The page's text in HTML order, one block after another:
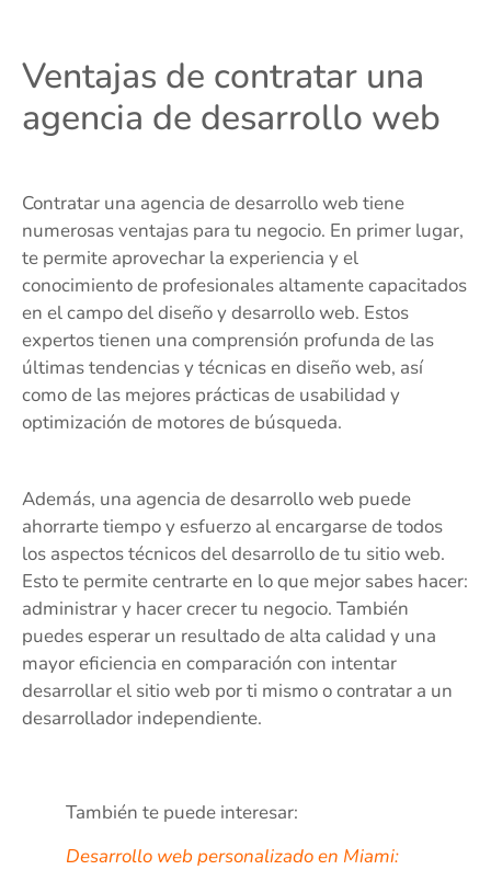
Ventajas de contratar una
agencia de desarrollo web
Contratar una agencia de desarrollo web tiene
numerosas ventajas para tu negocio. En primer lugar,
te permite aprovechar la experiencia y el
conocimiento de profesionales altamente capacitados
en el campo del diseño y desarrollo web. Estos
expertos tienen una comprensión profunda de las
últimas tendencias y técnicas en diseño web, así
como de las mejores prácticas de usabilidad y
optimización de motores de búsqueda.
Además, una agencia de desarrollo web puede
ahorrarte tiempo y esfuerzo al encargarse de todos
los aspectos técnicos del desarrollo de tu sitio web.
Esto te permite centrarte en lo que mejor sabes hacer:
administrar y hacer crecer tu negocio. También
puedes esperar un resultado de alta calidad y una
mayor eficiencia en comparación con intentar
desarrollar el sitio web por ti mismo o contratar a un
desarrollador independiente.
También te puede interesar:
Desarrollo web personalizado en Miami: